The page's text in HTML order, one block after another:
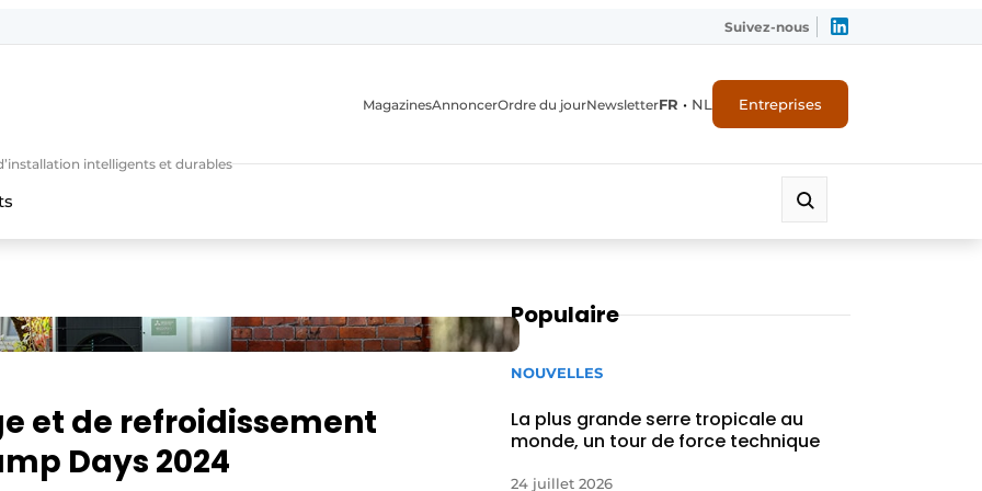
Suivez-nous
intelligents et durables
MagazinesAnnoncerOrdre du jourNewsletterFR • NL Entreprises
et de refroidissement
Days 2024
Populaire
NOUVELLES
La plus grande serre tropicale au
monde, un tour de force technique
24 juillet 2026